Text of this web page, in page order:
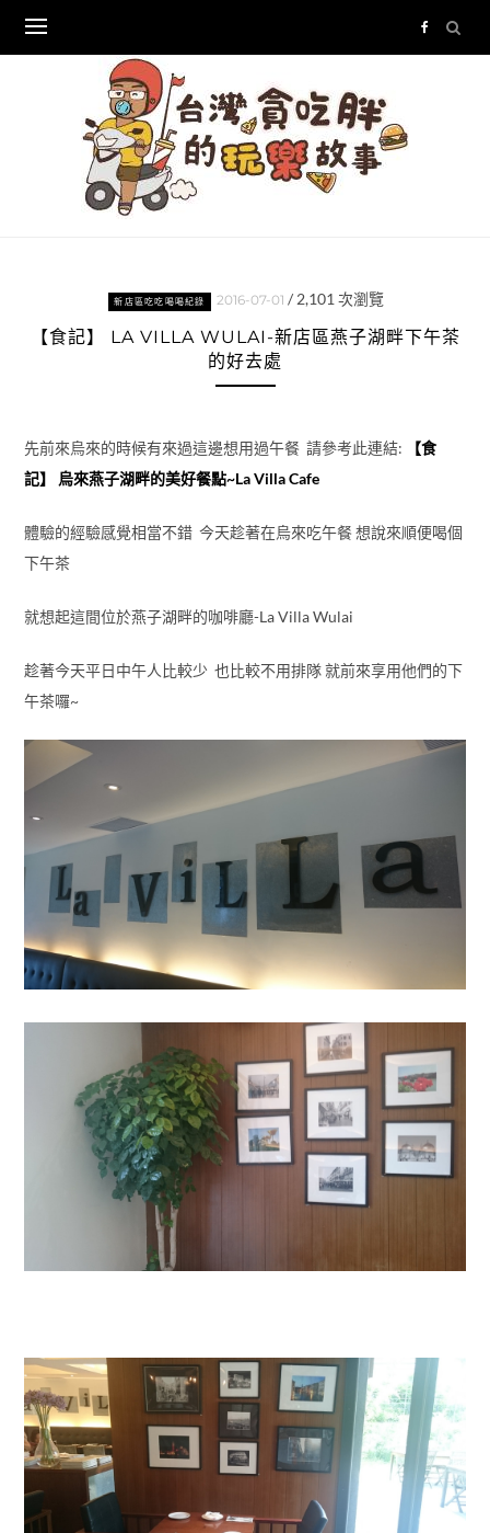
content
新店區吃吃喝喝紀錄 2016-07-01 / 2,101 次瀏覽
【食記】 LA VILLA WULAI-新店區燕子湖畔下午茶
的好去處
先前來烏來的時候有來過這邊想用過午餐 請參考此連結:
【食
記】 烏來燕子湖畔的美好餐點~La Villa Cafe
體驗的經驗感覺相當不錯 今天趁著在烏來吃午餐 想說來順便喝個
下午茶
就想起這間位於燕子湖畔的咖啡廳-La Villa Wulai
趁著今天平日中午人比較少 也比較不用排隊 就前來享用他們的下
午茶囉~